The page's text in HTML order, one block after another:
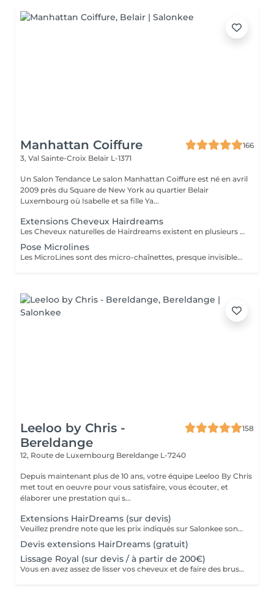
Manhattan Coiffure
166
3, Val Sainte-Croix Belair L-1371
Un Salon Tendance Le salon Manhattan Coiffure est né en avril
2009 près du Square de New York au quartier Belair
Luxembourg où Isabelle et sa fille Ya...
Extensions Cheveux Hairdreams
Les Cheveux naturelles de Hairdreams existent en plusieurs variétés et qualités Venez au salon pour votre devis gratuit
Pose Microlines
Les MicroLines sont des micro-chaînettes, presque invisibles, sur lesquelles sont noués à la main des cheveux Hairdreams. Une fois la couleur et la structure choisies, elles sont fixées à vos cheveux et s´intègrent discrètement, dans une harmonie parfaite à la chevelure. Les microlines sont disponibles à partir de 1750 Euro
Leeloo by Chris -
Bereldange
158
12, Route de Luxembourg Bereldange L-7240
Depuis maintenant plus de 10 ans, votre équipe Leeloo By Chris
met tout en oeuvre pour vous satisfaire, vous écouter, et
élaborer une prestation qui s...
Extensions HairDreams (sur devis)
Veuillez prendre note que les prix indiqués sur Salonkee sont communiqués à titre informatif et s'entendent de base. Ces derniers sont susceptibles de varier selon le diagnostic réalisé à votre arrivée au salon et l'expertise du professionnel à qui vous confiez votre beauté. Dans tous les cas, un devis précis vous sera proposé et toutes réalisations de prestations seront effectuées avec votre accord. Un grand merci d'avance pour votre compréhension. Au plaisir de vous revoir très vite.
Devis extensions HairDreams (gratuit)
Lissage Royal (sur devis / à partir de 200€)
Vous en avez assez de lisser vos cheveux et de faire des brushings au quotidien ? Les bienfaits de nos lissages sont nombreux, et ont comme atouts principales un gain de temps au quotidien, et l’avantage d’avoir des cheveux hydratés, brillants, et coiffés en tout temps et sans aucun effort ! Avec sa superbe composition à base d'acide hyaluronique et de protéine de soie, le lissage royal apporte hydratation et brillance à votre chevelure tout en lissant à 100% pour une durée moyenne de 7/8 mois ! Ses bienfaits : -Diminue la chute des cheveux -Diminue la casse des cheveux -Lisse à 100% -Organique, adapté aux enfants et femmes enceintes -Apporte une brillance extrême -Apporte de L'hydratation -Gain de temps au quotidien (adios les brushings et le lisseur) Prenez soin de vous !